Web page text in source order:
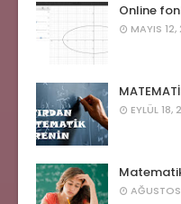
Online
MAYIS
EYLÜL 18,